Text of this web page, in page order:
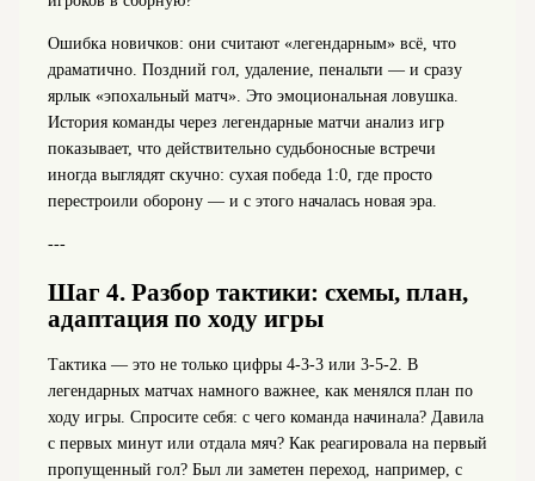
Ошибка новичков: они считают «легендарным» всё, что
драматично. Поздний гол, удаление, пенальти — и сразу
ярлык «эпохальный матч». Это эмоциональная ловушка.
История команды через легендарные матчи анализ игр
показывает, что действительно судьбоносные встречи
иногда выглядят скучно: сухая победа 1:0, где просто
перестроили оборону — и с этого началась новая эра.
---
Шаг 4. Разбор тактики: схемы, план,
адаптация по ходу игры
Тактика — это не только цифры 4‑3‑3 или 3‑5‑2. В
легендарных матчах намного важнее, как менялся план по
ходу игры. Спросите себя: с чего команда начинала? Давила
с первых минут или отдала мяч? Как реагировала на первый
пропущенный гол? Был ли заметен переход, например, с